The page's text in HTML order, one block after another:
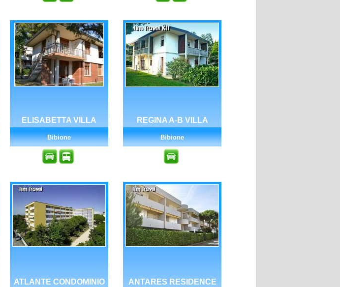
ELISABETTA VILLA
Bibione
REGINA A-B VILLA
Bibione
ATLANTE CONDOMINIO ANTARES RESIDENCE